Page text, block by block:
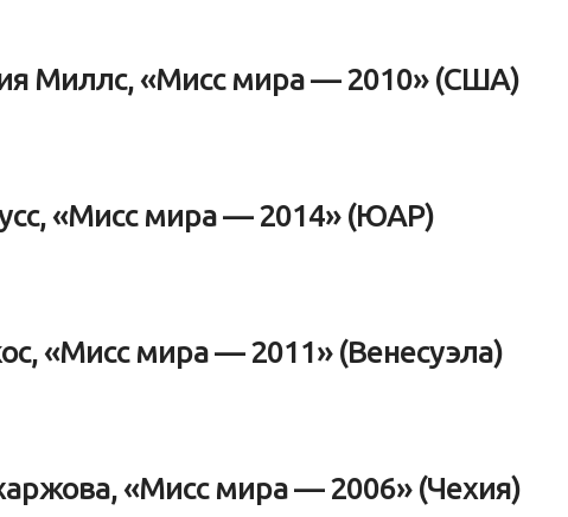
Миллс, «Мисс мира — 2010» (США)
«Мисс мира — 2014» (ЮАР)
«Мисс мира — 2011» (Венесуэла)
«Мисс мира — 2006» (Чехия)